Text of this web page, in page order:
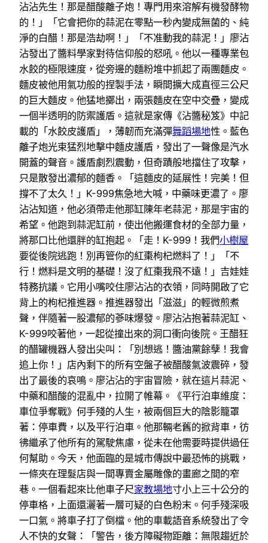
沾沾先生！那是醋酸離子炮！專門用來溶解有機發酵物
的！」「它會把你的蒜泥在零點一秒內變成無菌的、純
淨的白醋！那是浩劫啊！」「不准動我的蒜泥！」廖沾
沾發出了醬料學家對待信仰般的怒吼。他以一種專業包
水餃的極限速度，從旁邊的麵粉堆中抓起了兩團麵皮。
麵皮被他用氣功般的捏製手法，瞬間擴大成直徑三公尺
的巨大麵皮。他猛地擲出，兩張麵皮在空中交疊，變成
一個半透明的防禦護盾。這就是家傳《沾醬秘笈》中記
載的「水餃皮護盾」，薄韌而充滿彈舞蹈場地性。藍色
離子炮光束猛烈地擊中麵皮護盾，發出了一聲像是汽水
開蓋的聲音。護盾劇烈震動，但奇蹟般地擋住了攻擊，
只是散發出濃郁的麵香。「這麵皮的延展性！完美！但
撐不了太久！」K-999焦急地大喊，中藥味更濃了。廖
沾沾知道，他必須帶走他那缸陳年老蒜泥，那是宇宙的
希望。他跑到蒜泥缸前，使出他搬運食材的全部力量，
將那口比他還胖的缸抱起。「走！K-999！我們小樹屋
要從後院逃跑！別再管你的紅棗枸杞燃料了！」「不
行！燃料是文明的基礎！沒了紅棗我飛不遠！」吉娃娃
特務抗議。它用小嘴咬住廖沾沾的衣領，同時開啟了它
背上的枸杞推進器。推進器發出「滋滋」的輕微煎煮
聲，伴隨著一股濃郁的蔘味爆發。廖沾沾抱著蒜泥缸、
K-999咬著他，一起從撞出來的洞口衝向後院。王醋狂
的醋罐機器人發出尖叫：「別想逃！醬油黨餘孽！我會
追上你！」店內剩下的所有空盤子被醋酸氣波震碎，發
出了最後的哀鳴。廖沾沾的宇宙冒險，就在這片蒜泥、
中藥和醋酸的混亂中，拉開了帷幕。《平行泊車維度：
車位爭奪戰》何手殘的人生，被兩個巨大的陰影籠罩
著：停車費，以及平行泊車。他那輛老舊的掀背車，彷
彿繼承了他所有的駕駛焦慮，從未在他需要時提供過任
何幫助。今天，他面臨的是城市傳說中最恐怖的挑戰，
一條夾在理髮店與一間專賣金屬雕像的畫廊之間的窄
巷。一個看起來比他車子尺家教場地寸小上三十公分的
停車格，上面還灑著一層可疑的白色粉末。何手殘深吸
一口氣。將車子打了倒檔。他的車載語音系統發出了令
人不快的女聲：「警告，後方障礙物距離：無限趨近於